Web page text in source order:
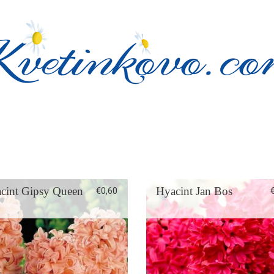
Gipsy Queen €0,60 Hyacint Jan Bos
Veľkosť cibule: 15/16
Výška: 20 cm
Hĺbka sadenia: 5 cm
Veľkosť cibule: 16/17
Výška: 20 cm
Hĺbka sadenia: 5 cm